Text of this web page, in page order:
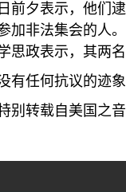
前夕表示，他们
加非法集会的人
思政表示，其两名
有任何抗议的迹象
别转载自美国之音